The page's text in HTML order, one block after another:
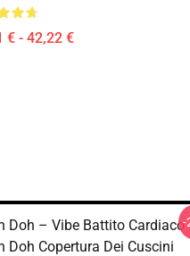
€ - 42,22 €
Doh – Vibe Battito Cardiaco
Doh Copertura Dei Cuscini
-